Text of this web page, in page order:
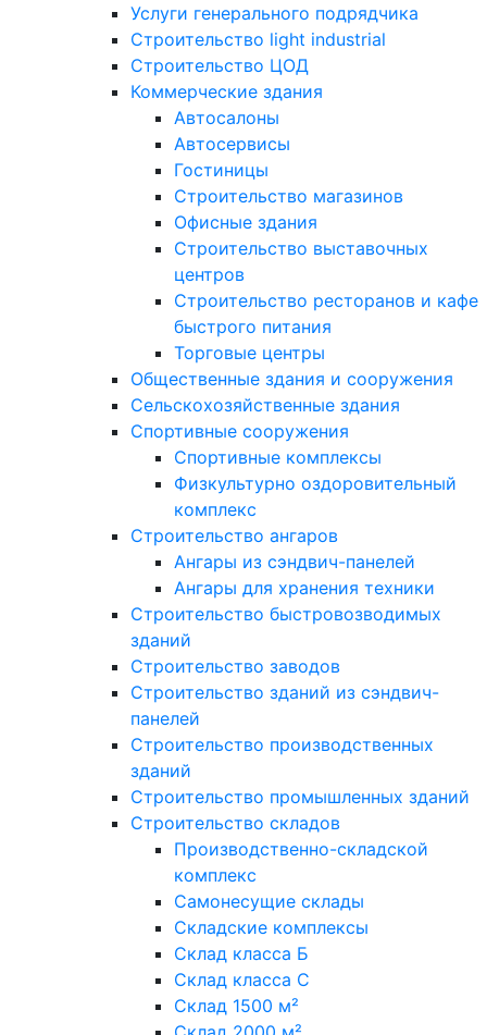
Услуги генерального подрядчика
Строительство light industrial
Строительство ЦОД
Коммерческие здания
Автосалоны
Автосервисы
Гостиницы
Строительство магазинов
Офисные здания
Строительство выставочных
центров
Строительство ресторанов и кафе
быстрого питания
Торговые центры
Общественные здания и сооружения
Сельскохозяйственные здания
Спортивные сооружения
Спортивные комплексы
Физкультурно оздоровительный
комплекс
Строительство ангаров
Ангары из сэндвич-панелей
Ангары для хранения техники
Строительство быстровозводимых
зданий
Строительство заводов
Строительство зданий из сэндвич-
панелей
Строительство производственных
зданий
Строительство промышленных зданий
Строительство складов
Производственно-складской
комплекс
Самонесущие склады
Складские комплексы
Склад класса Б
Склад класса С
Склад 1500 м²